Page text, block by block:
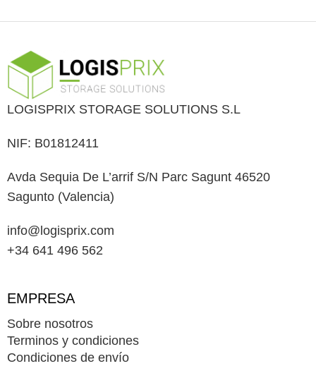
LOGISPRIX STORAGE SOLUTIONS S.L
NIF: B01812411
Avda Sequia De L’arrif S/N Parc Sagunt 46520
Sagunto (Valencia)
info@logisprix.com
+34 641 496 562
EMPRESA
Sobre nosotros
Terminos y condiciones
Condiciones de envío